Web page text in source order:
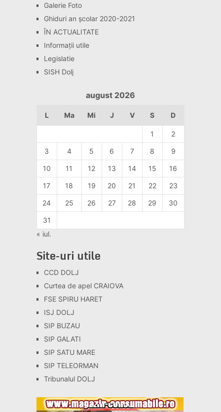
Galerie Foto
Ghiduri an școlar 2020-2021
ÎN ACTUALITATE
Informaţii utile
Legislatie
SISH Dolj
august 2026
L Ma Mi J V S D
1 2
3 4 5 6 7 8 9
10 11 12 13 14 15 16
17 18 19 20 21 22 23
24 25 26 27 28 29 30
31
« iul.
Site-uri utile
CCD DOLJ
Curtea de apel CRAIOVA
FSE SPIRU HARET
ISJ DOLJ
SIP BUZAU
SIP GALATI
SIP SATU MARE
SIP TELEORMAN
Tribunalul DOLJ